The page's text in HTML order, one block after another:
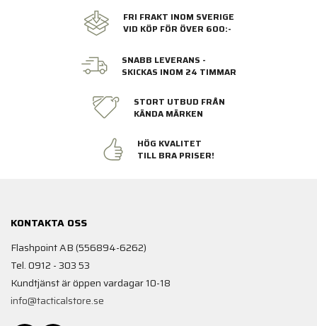
FRI FRAKT INOM SVERIGE
VID KÖP FÖR ÖVER 600:-
SNABB LEVERANS -
SKICKAS INOM 24 TIMMAR
STORT UTBUD FRÅN
KÄNDA MÄRKEN
HÖG KVALITET
TILL BRA PRISER!
KONTAKTA OSS
Flashpoint AB (556894-6262)
Tel. 0912 - 303 53
Kundtjänst är öppen vardagar 10-18
info@tacticalstore.se